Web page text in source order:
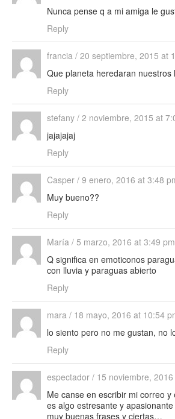
Nunca pense q a mi amiga le
Reply
francia / 20 septiembre, 2015 at
Que planeta heredaran nuestros
Reply
stefany / 2 noviembre, 2015 at
jajajajaj
Reply
Casper / 9 enero, 2016 at 3:48
Muy bueno??
Reply
María / 5 marzo, 2016 at 3:49 pm
Q significa en emoticonos
con lluvia y paraguas abierto
Reply
mara / 18 mayo, 2016 at 10:54
lo siento pero no me gustan, no
Reply
espectador / 15 noviembre,
Me canse en escribir mi correo
es algo estresante y
muy buenas frases y ciertas…